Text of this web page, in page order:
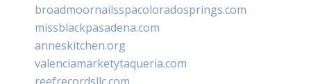
broadmoornailsspacoloradosprings.com
missblackpasadena.com
anneskitchen.org
valenciamarketytaqueria.com